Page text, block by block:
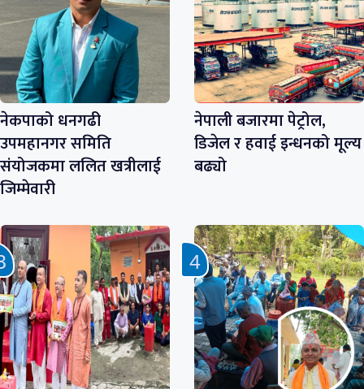
नेकपाको धनगढी
उपमहानगर समिति
संयोजकमा ललित खत्रीलाई
जिम्मेवारी
नेपाली बजारमा पेट्रोल,
डिजेल र हवाई इन्धनको मूल्य
बढ्यो